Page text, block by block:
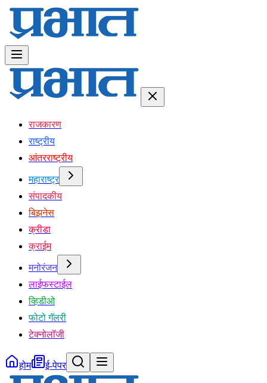
राजकारण
राष्ट्रीय
आंतरराष्ट्रीय
महाराष्ट्र
संपादकीय
बिझनेस
क्रीडा
क्राईम
मनोरंजन
लाईफस्टाईल
व्हिडीओ
फोटो गॅलरी
टेक्नोलॉजी
होम ई-पेपर